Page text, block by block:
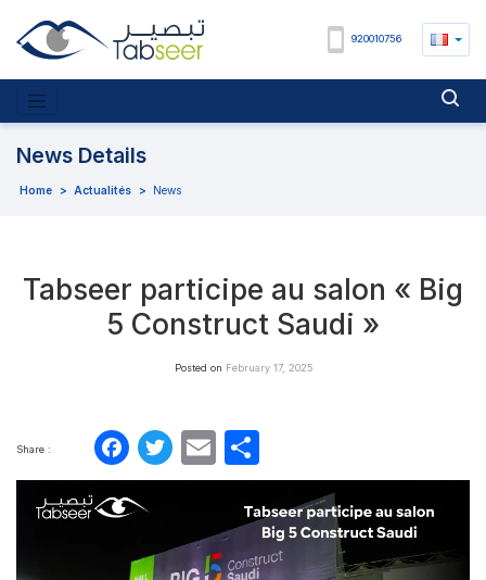
920010756
News Details
Home > Actualités > News
Tabseer participe au salon « Big
5 Construct Saudi »
Posted on February 17, 2025
Share : Facebook
Twitter
Email